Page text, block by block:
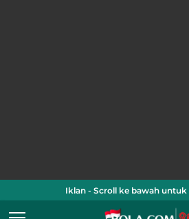
Iklan - Scroll ke bawah